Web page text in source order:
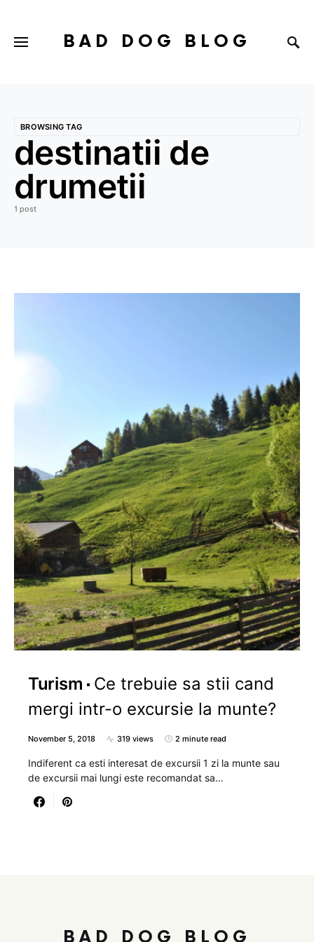
BAD DOG BLOG
BROWSING TAG
destinatii de
drumetii
1 post
Turism
Ce trebuie sa stii cand
mergi intr-o excursie la munte?
November 5, 2018 319 views 2 minute read
Indiferent ca esti interesat de excursii 1 zi la munte sau
de excursii mai lungi este recomandat sa…
BAD DOG BLOG